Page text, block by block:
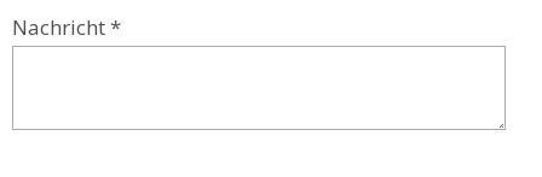
Nachricht *